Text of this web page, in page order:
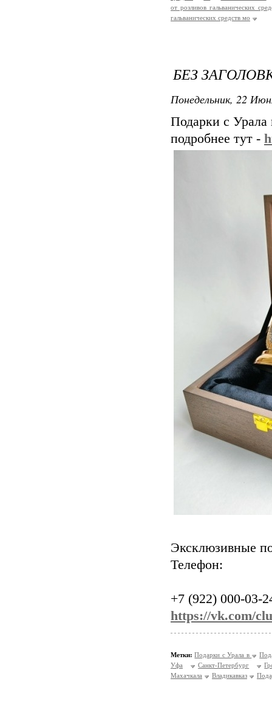
от розливов гальванических
гальванических средств мо
БЕЗ
Понедельник, 22
Подарки с
подробнее тут -
Эксклюзивные
Телефон:
+7 (922) 000-03-
https://vk.com/
Метки: Подарки с Урала в
Уфа
Санкт-Петербург
Махачкала
Владикавказ